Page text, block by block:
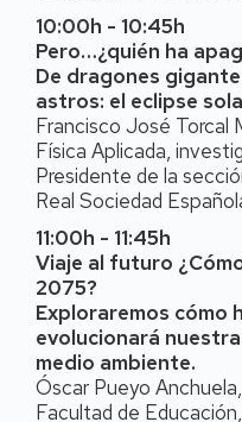
10:00h - 10:45h
Pero…¿quién ha
De dragones
astros: el eclipse
Francisco José Torcal
Física Aplicada,
Presidente de la
Real Sociedad
11:00h - 11:45h
Viaje al futuro
2075?
Exploraremos cómo
evolucionará
medio ambiente.
Óscar Pueyo
Facultad de